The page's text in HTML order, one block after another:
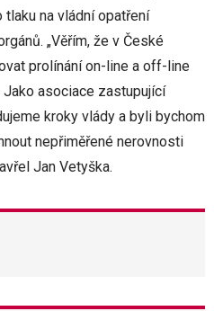
tlaku na vládní opatření
„Věřím, že v České
prolínání on-line a off-line
asociace zastupující
kroky vlády a byli bychom
nepřiměřené nerovnosti
Jan Vetyška.